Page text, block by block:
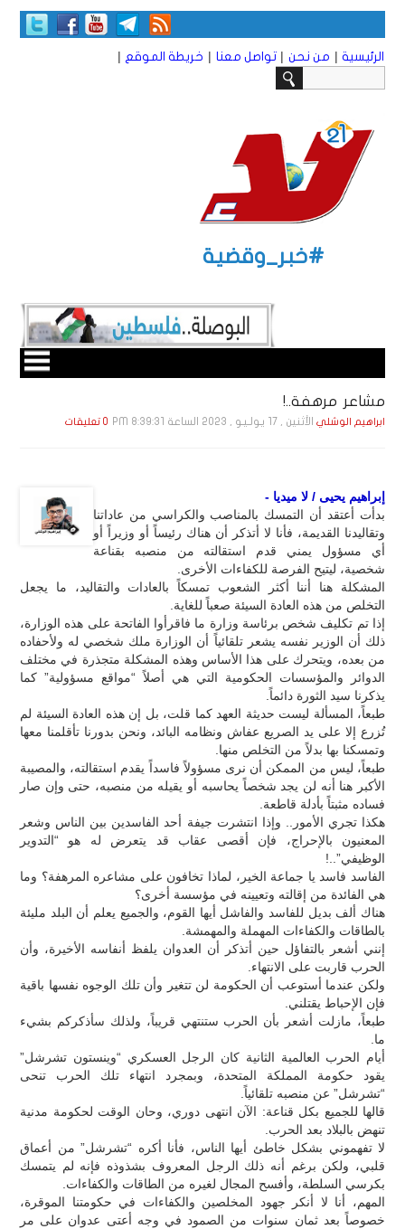
الرئيسية | من نحن | تواصل معنا | خريطة الموقع |
#خبر_وقضية
مشاعر مرهفة..!
ابراهيم الوشلي الأثنين , 17 يـولـيـو , 2023 الساعة 8:39:31 PM 0 تعليقات
إبراهيم يحيى / لا ميديا -
بدأت أعتقد أن التمسك بالمناصب والكراسي من عاداتنا
وتقاليدنا القديمة، فأنا لا أتذكر أن هناك رئيساً أو وزيراً أو
أي مسؤول يمني قدم استقالته من منصبه بقناعة
شخصية، ليتيح الفرصة للكفاءات الأخرى.
المشكلة هنا أننا أكثر الشعوب تمسكاً بالعادات والتقاليد، ما يجعل
التخلص من هذه العادة السيئة صعباً للغاية.
إذا تم تكليف شخص برئاسة وزارة ما فاقرأوا الفاتحة على هذه الوزارة،
ذلك أن الوزير نفسه يشعر تلقائياً أن الوزارة ملك شخصي له ولأحفاده
من بعده، ويتحرك على هذا الأساس وهذه المشكلة متجذرة في مختلف
الدوائر والمؤسسات الحكومية التي هي أصلاً “مواقع مسؤولية” كما
يذكرنا سيد الثورة دائماً.
طبعاً، المسألة ليست حديثة العهد كما قلت، بل إن هذه العادة السيئة لم
تُزرع إلا على يد الصريع عفاش ونظامه البائد، ونحن بدورنا تأقلمنا معها
وتمسكنا بها بدلاً من التخلص منها.
طبعاً، ليس من الممكن أن نرى مسؤولاً فاسداً يقدم استقالته، والمصيبة
الأكبر هنا أنه لن يجد شخصاً يحاسبه أو يقيله من منصبه، حتى وإن صار
فساده مثبتاً بأدلة قاطعة.
هكذا تجري الأمور.. وإذا انتشرت جيفة أحد الفاسدين بين الناس وشعر
المعنيون بالإحراج، فإن أقصى عقاب قد يتعرض له هو “التدوير
الوظيفي”..!
الفاسد فاسد يا جماعة الخير، لماذا تخافون على مشاعره المرهفة؟ وما
هي الفائدة من إقالته وتعيينه في مؤسسة أخرى؟
هناك ألف بديل للفاسد والفاشل أيها القوم، والجميع يعلم أن البلد مليئة
بالطاقات والكفاءات المهملة والمهمشة.
إنني أشعر بالتفاؤل حين أتذكر أن العدوان يلفظ أنفاسه الأخيرة، وأن
الحرب قاربت على الانتهاء.
ولكن عندما أستوعب أن الحكومة لن تتغير وأن تلك الوجوه نفسها باقية
فإن الإحباط يقتلني.
طبعاً، مازلت أشعر بأن الحرب ستنتهي قريباً، ولذلك سأذكركم بشيء
ما.
أيام الحرب العالمية الثانية كان الرجل العسكري “وينستون تشرشل”
يقود حكومة المملكة المتحدة، وبمجرد انتهاء تلك الحرب تنحى
“تشرشل” عن منصبه تلقائياً.
قالها للجميع بكل قناعة: الآن انتهى دوري، وحان الوقت لحكومة مدنية
تنهض بالبلاد بعد الحرب.
لا تفهموني بشكل خاطئ أيها الناس، فأنا أكره “تشرشل” من أعماق
قلبي، ولكن برغم أنه ذلك الرجل المعروف بشذوذه فإنه لم يتمسك
بكرسي السلطة، وأفسح المجال لغيره من الطاقات والكفاءات.
المهم، أنا لا أنكر جهود المخلصين والكفاءات في حكومتنا الموقرة،
خصوصاً بعد ثمان سنوات من الصمود في وجه أعتى عدوان على مر